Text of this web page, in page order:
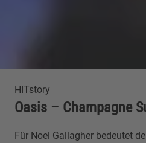
HITstory
Oasis – Champagne
Für Noel Gallagher bedeutet